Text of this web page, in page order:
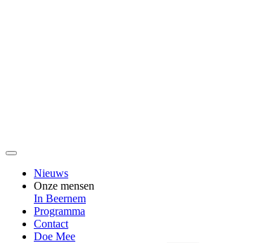
Nieuws
Onze mensen
In Beernem
Programma
Contact
Doe Mee